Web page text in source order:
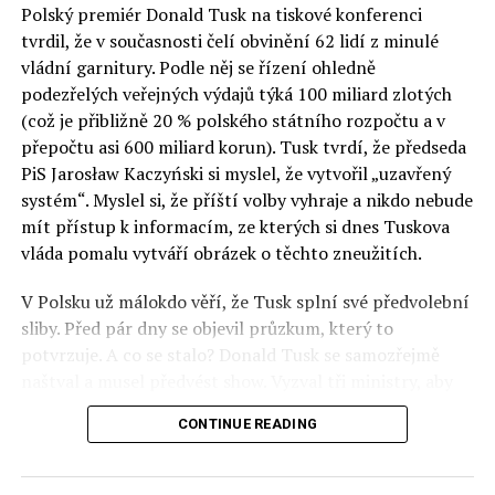
Otázky spojené s vývojem umělé inteligence budou na
fóru AI zvláště diskutovanou oblastí. Fórum AI bude
zahrnovat vyhrazenou tematickou trať skládající se z
panelů, prezentací, workshopů a speciálních akcí.
Budou diskutovány klíčové otázky vlivu umělé
inteligence ve společnosti, ale i v sektoru veřejných a
komerčních služeb. Budou se diskutovat problémy a
výzvy, kterým bude muset trh čelit tváří v tvář zásadním
technologickým změnám. Účastníci fóra také zváží, do
technologií umělé inteligence v mnoha oblastech života
umožní Evropské unii obnovit konkurenceschopnost ve
vztahu ke globálním ekonomikám a nutnosti zajistit
Polský premiér Donald Tusk na tiskové konferenci
tvrdil, že v současnosti čelí obvinění 62 lidí z minulé
vládní garnitury. Podle něj se řízení ohledně
podezřelých veřejných výdajů týká 100 miliard zlotých
(což je přibližně 20 % polského státního rozpočtu a v
přepočtu asi 600 miliard korun). Tusk tvrdí, že předseda
PiS Jarosław Kaczyński si myslel, že vytvořil „uzavřený
systém“. Myslel si, že příští volby vyhraje a nikdo nebude
mít přístup k informacím, ze kterých si dnes Tuskova
vláda pomalu vytváří obrázek o těchto zneužitích.
V Polsku už málokdo věří, že Tusk splní své předvolební
sliby. Před pár dny se objevil průzkum, který to
potvrzuje. A co se stalo? Donald Tusk se samozřejmě
před kamerami podepsali dohodu o stíhání členů PiS, a
ti poslušně ono divadlo předvedli. Andrzej Domański
CONTINUE READING